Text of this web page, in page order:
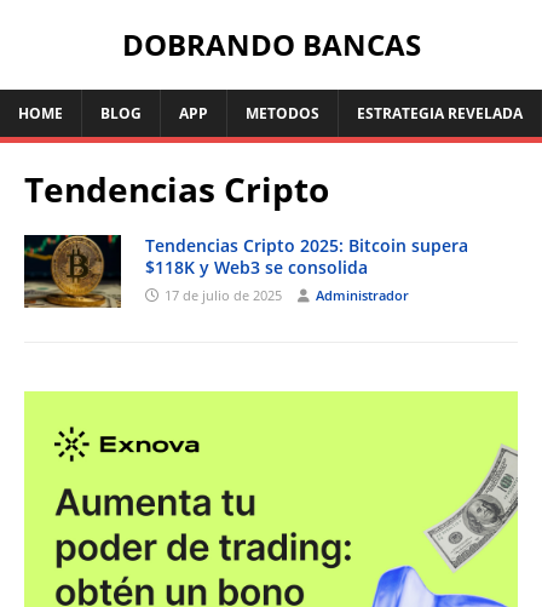
DOBRANDO BANCAS
HOME BLOG APP METODOS ESTRATEGIA REVELADA
Tendencias Cripto
Tendencias Cripto 2025: Bitcoin supera
$118K y Web3 se consolida
17 de julio de 2025 Administrador